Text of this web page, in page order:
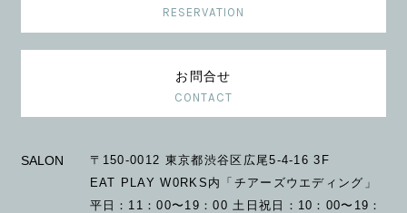
RESERVATION
お問合せ
CONTACT
SALON
〒150-0012 東京都渋谷区広尾5-4-16 3F
EAT PLAY W0RKS内「チアーズウエディング」
平日：11：00〜19：00 土日祝日：10：00〜19：